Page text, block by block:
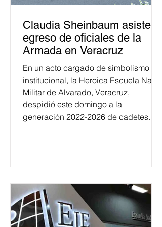
Claudia Sheinbaum asiste a
egreso de oficiales de la
Armada en Veracruz
En un acto cargado de simbolismo
institucional, la Heroica Escuela Naval
Militar de Alvarado, Veracruz,
despidió este domingo a la
generación 2022-2026 de cadetes.